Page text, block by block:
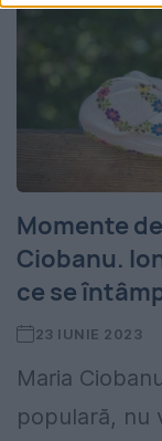
Momente
Ciobanu.
ce se
23 IUNIE 2023
Maria
populară, nu